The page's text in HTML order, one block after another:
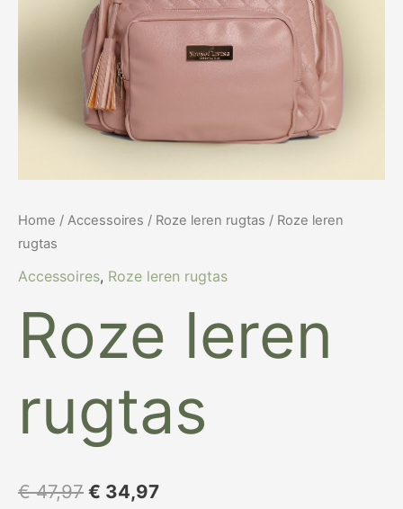
Home / Accessoires / Roze leren rugtas / Roze leren
rugtas
Accessoires, Roze leren rugtas
Roze leren
rugtas
€47,97 € 34,97